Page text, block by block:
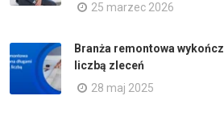
25 marzec 2026
Branża remontowa
liczbą zleceń
28 maj 2025